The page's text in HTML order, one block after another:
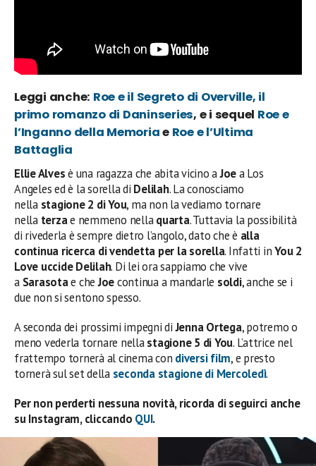
Leggi anche: Roe e il Segreto di Overville, il
primo romanzo di Daninseries, e i sequel Roe e
l’Inganno della Memoriae Roe e l’Ultima
Battaglia
Ellie Alvesè una ragazza che abita vicino aJoea Los
Angeles ed è la sorella di Delilah. La conosciamo
nella stagione 2 di You, ma non la vediamo tornare
nella terzae nemmeno nellaquarta. Tuttavia la possibilità
di rivederla è sempre dietro l’angolo, dato che è alla
continua ricerca di vendetta per la sorella. Infatti inYou 2
Love uccide Delilah. Di lei orasappiamo che vive
a Sarasotae cheJoecontinua a mandarle soldi, anche se i
due non si sentono spesso.
A seconda dei prossimi impegni diJenna Ortega, potremo o
meno vederla tornare nellastagione 5 di You. L’attrice nel
frattempo tornerà al cinema con diversi film, e presto
tornerà sul set della seconda stagione di Mercoledì.
Per non perderti nessuna novità, ricorda di seguirci anche
su Instagram, cliccando QUI.